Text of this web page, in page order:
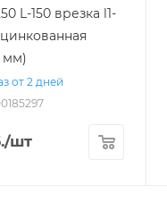
L-150 врезка l1-
мм)
от 2 дней
/шт